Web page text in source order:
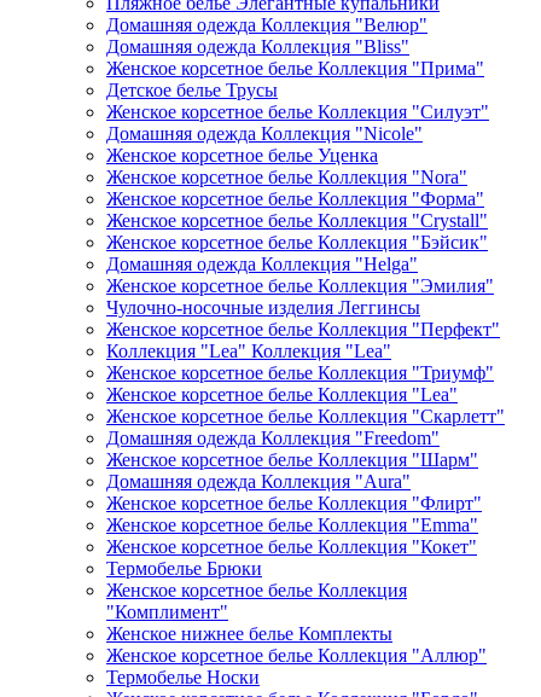
Домашняя одежда Коллекция "Велюр"
Домашняя одежда Коллекция "Bliss"
Женское корсетное белье Коллекция "Прима"
Детское белье Трусы
Женское корсетное белье Коллекция "Силуэт"
Домашняя одежда Коллекция "Nicole"
Женское корсетное белье Уценка
Женское корсетное белье Коллекция "Nora"
Женское корсетное белье Коллекция "Форма"
Женское корсетное белье Коллекция "Crystall"
Женское корсетное белье Коллекция "Бэйсик"
Домашняя одежда Коллекция "Helga"
Женское корсетное белье Коллекция "Эмилия"
Чулочно-носочные изделия Леггинсы
Женское корсетное белье Коллекция "Перфект"
Коллекция "Lea" Коллекция "Lea"
Женское корсетное белье Коллекция "Триумф"
Женское корсетное белье Коллекция "Lea"
Женское корсетное белье Коллекция "Скарлетт"
Домашняя одежда Коллекция "Freedom"
Женское корсетное белье Коллекция "Шарм"
Домашняя одежда Коллекция "Aura"
Женское корсетное белье Коллекция "Флирт"
Женское корсетное белье Коллекция "Emma"
Женское корсетное белье Коллекция "Кокет"
Термобелье Брюки
Женское корсетное белье Коллекция
"Комплимент"
Женское нижнее белье Комплекты
Женское корсетное белье Коллекция "Аллюр"
Термобелье Носки